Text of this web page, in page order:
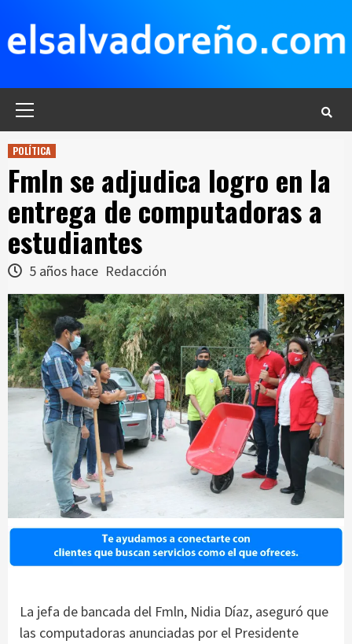
contenido
POLÍTICA
Fmln se adjudica logro en la
entrega de computadoras a
estudiantes
5 años hace Redacción
La jefa de bancada del Fmln, Nidia Díaz, aseguró que
las computadoras anunciadas por el Presidente